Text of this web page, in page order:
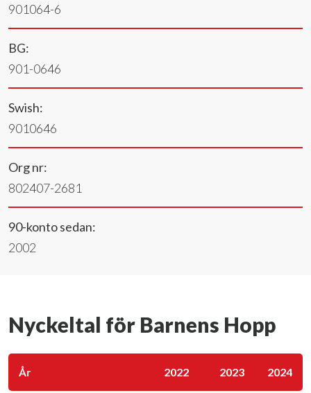
901064-6
BG:
901-0646
Swish:
9010646
Org nr:
802407-2681
90-konto sedan:
2002
Nyckeltal för Barnens Hopp
År 2022 2023 2024